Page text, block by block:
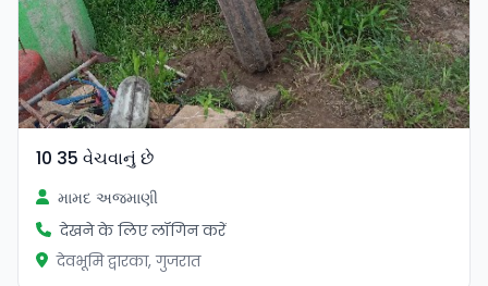
10 35 વેચવાનું છે
મામદ અજમાણી
देखने के लिए लॉगिन करें
देवभूमि द्वारका, गुजरात